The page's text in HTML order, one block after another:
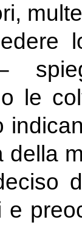
le
della
e